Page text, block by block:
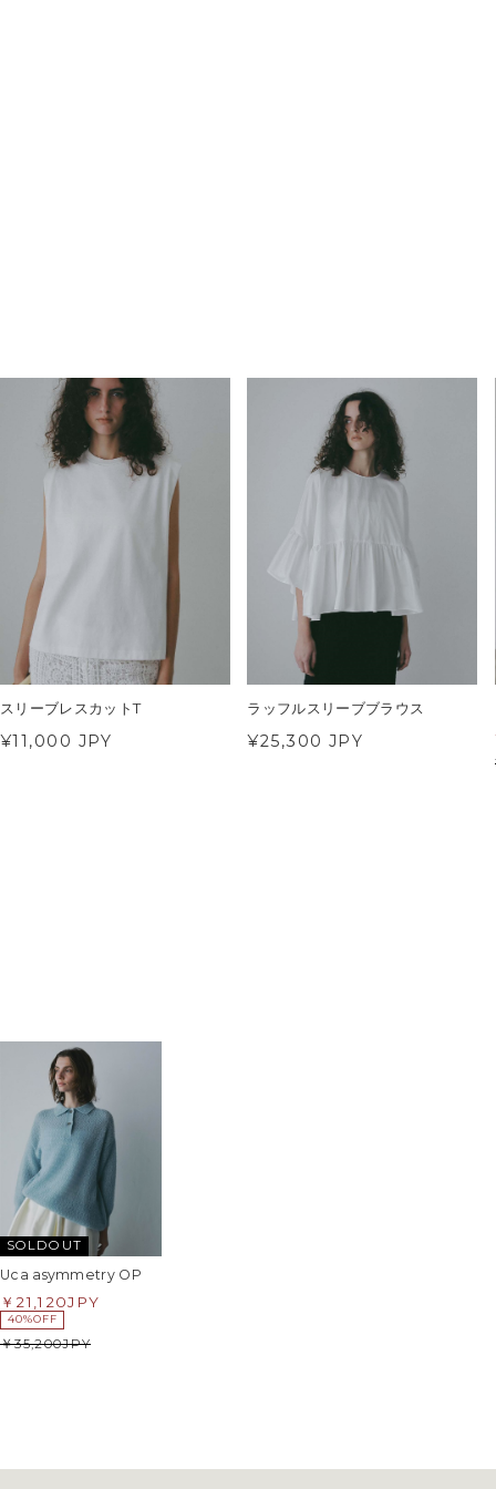
スリーブレスカットT
¥11,000 JPY
ラッフルスリーブブラウス
¥25,300 JPY
SOLDOUT
Uca asymmetry OP
21,120JPY
40%OFF
35,200JPY